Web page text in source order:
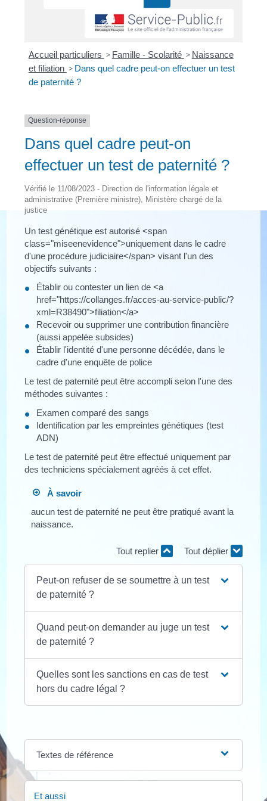
Accueil particuliers > Famille - Scolarité > Naissance
et filiation > Dans quel cadre peut-on effectuer un test
de paternité ?
Question-réponse
Dans quel cadre peut-on
effectuer un test de paternité ?
Vérifié le 11/08/2023 - Direction de l'information légale et
administrative (Première ministre), Ministère chargé de la
justice
Un test génétique est autorisé <span
class="miseenevidence">uniquement dans le cadre
d'une procédure judiciaire</span> visant l'un des
objectifs suivants :
Établir ou contester un lien de <a
href="https://collanges.fr/acces-au-service-public/?
xml=R38490">filiation</a>
Recevoir ou supprimer une contribution financière
(aussi appelée subsides)
Établir l'identité d'une personne décédée, dans le
cadre d'une enquête de police
Le test de paternité peut être accompli selon l'une des
méthodes suivantes :
Examen comparé des sangs
Identification par les empreintes génétiques (test
ADN)
Le test de paternité peut être effectué uniquement par
des techniciens spécialement agréés à cet effet.
À savoir
aucun test de paternité ne peut être pratiqué avant la
naissance.
Tout replier Tout déplier
Peut-on refuser de se soumettre à un test
de paternité ?
Quand peut-on demander au juge un test
de paternité ?
Quelles sont les sanctions en cas de test
hors du cadre légal ?
Textes de référence
Et aussi